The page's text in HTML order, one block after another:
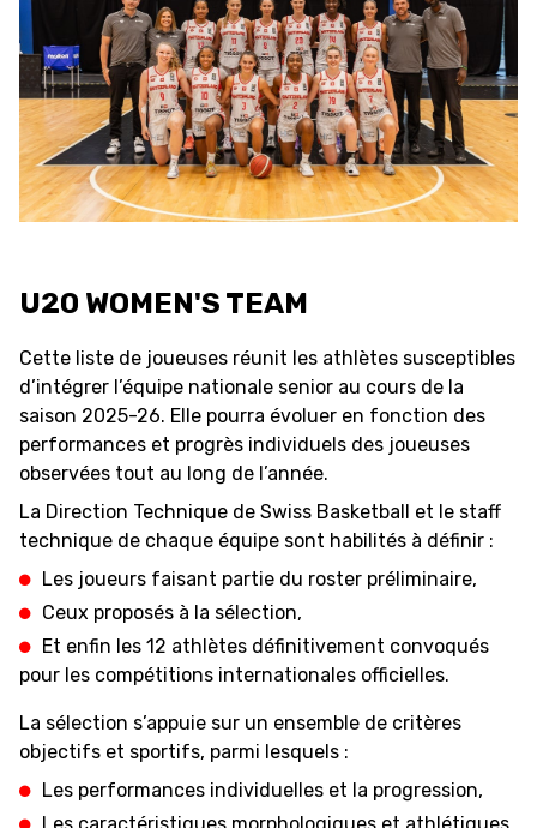
MINI BASKET
FORMATION
FÉDÉRATION
BASKET EN FAUTEUIL
MOBILIÈRE BASKETBALL
NEWS CENTER
SWISS BASKETBALL
TV
SWISS BASKETBALL
RESOURCE CENTER CALENDRIER SHOP
MEDIAS STATS
ÉTHIQUE ET
U20 WOMEN'S TEAM
Cette liste de joueuses réunit les athlètes susceptibles
d’intégrer l’équipe nationale senior au cours de la
saison 2025-26. Elle pourra évoluer en fonction des
performances et progrès individuels des joueuses
observées tout au long de l’année.
La Direction Technique de Swiss Basketball et le staff
technique de chaque équipe sont habilités à définir :
Les joueurs faisant partie du roster préliminaire,
Ceux proposés à la sélection,
Et enfin les 12 athlètes définitivement convoqués
pour les compétitions internationales officielles.
La sélection s’appuie sur un ensemble de critères
objectifs et sportifs, parmi lesquels :
Les performances individuelles et la progression,